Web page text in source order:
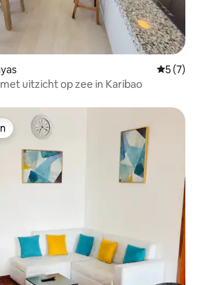
5 (7)
uitzicht op zee in Karibao